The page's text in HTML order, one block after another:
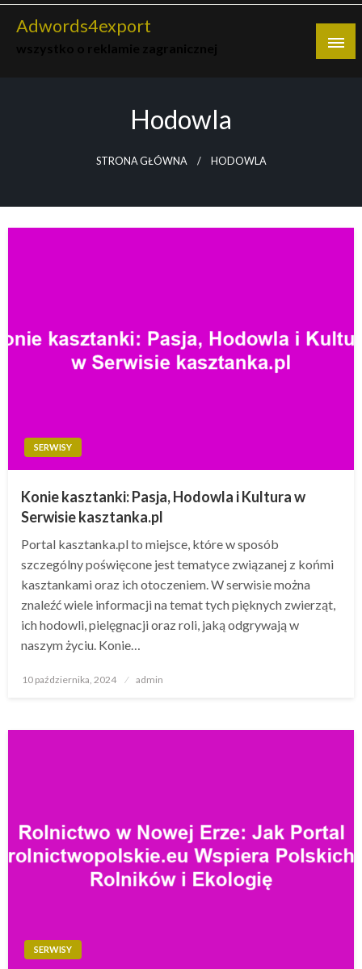
Skip
Adwords4export
Hodowla
STRONA GŁÓWNA HODOWLA
SERWISY
Konie kasztanki: Pasja, Hodowla i Kultura w
Serwisie kasztanka.pl
Portal kasztanka.pl to miejsce, które w sposób
szczególny poświęcone jest tematyce związanej z końmi
kasztankami oraz ich otoczeniem. W serwisie można
znaleźć wiele informacji na temat tych pięknych zwierząt,
ich hodowli, pielęgnacji oraz roli, jaką odgrywają w
naszym życiu. Konie…
Opublikowane
10 października, 2024 admin
SERWISY